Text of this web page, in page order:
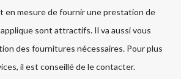
en mesure de fournir une prestation de
sont attractifs. Il va aussi vous
des fournitures nécessaires. Pour plus
il est conseillé de le contacter.